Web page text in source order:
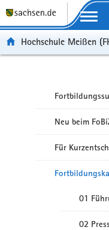
Portalübergreifende
Hochschule Meißen
Neu beim
Für
01
02